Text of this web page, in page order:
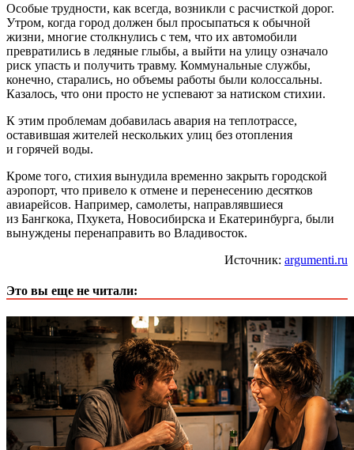
Особые трудности, как всегда, возникли с расчисткой дорог.
Утром, когда город должен был просыпаться к обычной
жизни, многие столкнулись с тем, что их автомобили
превратились в ледяные глыбы, а выйти на улицу означало
риск упасть и получить травму. Коммунальные службы,
конечно, старались, но объемы работы были колоссальны.
Казалось, что они просто не успевают за натиском стихии.
К этим проблемам добавилась авария на теплотрассе,
оставившая жителей нескольких улиц без отопления
и горячей воды.
Кроме того, стихия вынудила временно закрыть городской
аэропорт, что привело к отмене и перенесению десятков
авиарейсов. Например, самолеты, направлявшиеся
из Бангкока, Пхукета, Новосибирска и Екатеринбурга, были
вынуждены перенаправить во Владивосток.
Источник: argumenti.ru
Это вы еще не читали: